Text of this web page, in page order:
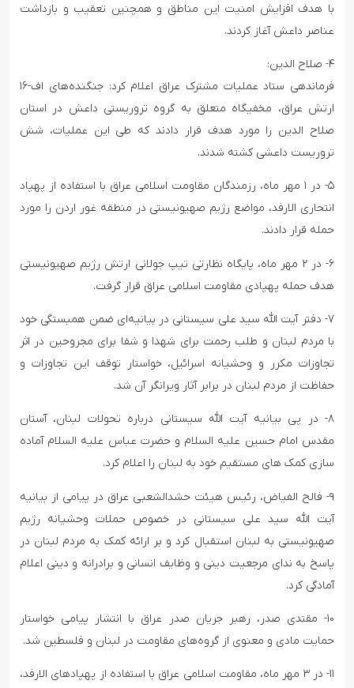
با هدف افزایش امنیت این مناطق و همچنین تعقیب و بازداشت
عناصر داعش آغاز کردند.
۴- صلاح الدین:
فرماندهی ستاد عملیات مشترک عراق اعلام کرد: جنگنده‌های اف-۱۶
ارتش عراق، مخفیگاه متعلق به گروه تروریستی داعش در استان
صلاح الدین را مورد هدف قرار دادند که طی این عملیات، شش
تروریست داعشی کشته شدند.
۵- در ۱ مهر ماه، رزمندگان مقاومت اسلامی عراق با استفاده از پهپاد
انتحاری الارفد، مواضع رژیم صهیونیستی در منطقه غور اردن را مورد
حمله قرار دادند.
۶- در ۲ مهر ماه، پایگاه نظارتی تیپ جولانی ارتش رژیم صهیونیستی
هدف حمله پهپادی مقاومت اسلامی عراق قرار گرفت.
۷- دفتر آیت الله سید علی سیستانی در بیانیه‌ای ضمن همبستگی خود
با مردم لبنان و طلب رحمت برای شهدا و شفا برای مجروحین در اثر
تجاوزات مکرر و وحشیانه اسرائیل، خواستار توقف این تجاوزات و
حفاظت از مردم لبنان در برابر آثار ویرانگر آن شد.
۸- در پی بیانیه آیت الله سیستانی درباره تحولات لبنان، آستان
مقدس امام حسین علیه السلام و حضرت عباس علیه السلام آماده
سازی کمک های مستقیم خود به لبنان را اعلام کرد.
۹- فالح الفیاض، رئیس هیئت حشدالشعبی عراق در پیامی از بیانیه
آیت الله سید علی سیستانی در خصوص حملات وحشیانه رژیم
صهیونیستی به لبنان استقبال کرد و بر ارائه کمک به مردم لبنان در
پاسخ به ندای مرجعیت دینی و وظایف انسانی و برادرانه و دینی اعلام
آمادگی کرد.
۱۰- مقتدی صدر، رهبر جریان صدر عراق با انتشار پیامى خواستار
حمایت مادى و معنوى از گروه‌های مقاومت در لبنان و فلسطین شد.
۱۱- در ۳ مهر ماه، مقاومت اسلامی عراق با استفاده از پهپادهای الارفد،